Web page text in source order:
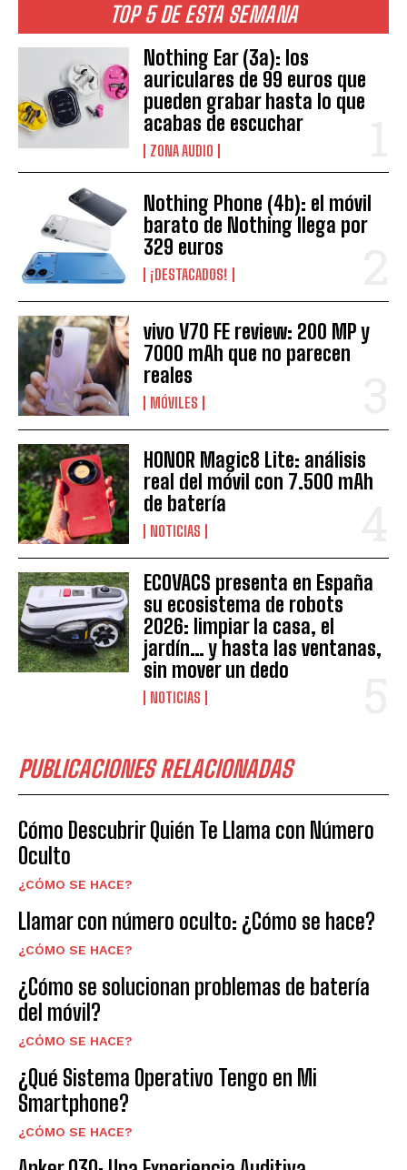
TOP 5 DE ESTA SEMANA
Nothing Ear (3a): los
auriculares de 99 euros que
pueden grabar hasta lo que
acabas de escuchar
ZONA AUDIO
Nothing Phone (4b): el móvil
barato de Nothing llega por
329 euros
¡DESTACADOS!
vivo V70 FE review: 200 MP y
7000 mAh que no parecen
reales
MÓVILES
HONOR Magic8 Lite: análisis
real del móvil con 7.500 mAh
de batería
NOTICIAS
ECOVACS presenta en España
su ecosistema de robots
2026: limpiar la casa, el
jardín… y hasta las ventanas,
sin mover un dedo
NOTICIAS
PUBLICACIONES RELACIONADAS
Cómo Descubrir Quién Te Llama con Número
Oculto
¿CÓMO SE HACE?
Llamar con número oculto: ¿Cómo se hace?
¿CÓMO SE HACE?
¿Cómo se solucionan problemas de batería
del móvil?
¿CÓMO SE HACE?
¿Qué Sistema Operativo Tengo en Mi
Smartphone?
¿CÓMO SE HACE?